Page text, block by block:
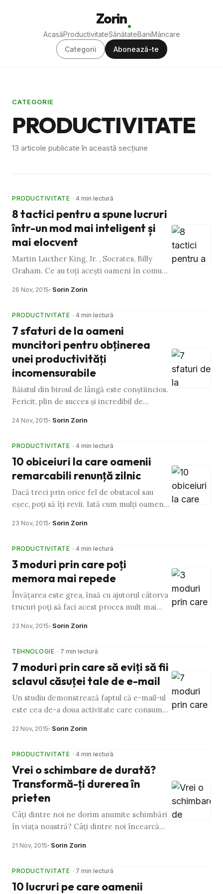
Zorin
AcasăProductivitateSănătateBaniMâncare
Categorii
Abonează-te
CATEGORIE
PRODUCTIVITATE
13 articole publicate în această secțiune
PRODUCTIVITATE · 4 min lectură
8 tactici pentru a spune lucruri
într-un mod mai inteligent și
mai elocvent
Martin Lucther King, Jr. , Socrates, Billy
Graham. Ce au toți acești oameni în comun?
fost influențat, …
26 Nov, 2015· Sorin Zorin
PRODUCTIVITATE · 4 min lectură
7 sfaturi de la oameni
muncitori pentru obţinerea
unei productivităţi
incomensurabile
Băiatul din biroul de lângă este conştiincios.
Fericit, plin de succes şi incredibil de
orice persoană pe …
24 Nov, 2015· Sorin Zorin
PRODUCTIVITATE · 4 min lectură
10 obiceiuri la care oamenii
remarcabili renunţă zilnic
Dacă treci prin orice fel de obstacol sau
eşec, poţi să îţi revii. Iată cum mulţi oameni
în viaţa noastră, …
23 Nov, 2015· Sorin Zorin
PRODUCTIVITATE · 4 min lectură
3 moduri prin care poţi
memora mai repede
Învăţarea este grea, însă cu ajutorul câtorva
trucuri poţi să faci acest proces mult mai
Eşti deschis în …
23 Nov, 2015· Sorin Zorin
TEHNOLOGIE · 7 min lectură
7 moduri prin care să eviţi să fii
sclavul căsuţei tale de e-mail
Un studiu demonstrează faptul că e-mail-ul
este cea de-a doua activitate care consumă
de 25% din ziua …
22 Nov, 2015· Sorin Zorin
PRODUCTIVITATE · 4 min lectură
Vrei o schimbare de durată?
Transformă-ţi durerea în
prieten
Câţi dintre noi ne dorim anumite schimbări
în viaţa noastră? Câţi dintre noi încearcă
dispare ne oprim şi noi? …
21 Nov, 2015· Sorin Zorin
PRODUCTIVITATE · 7 min lectură
10 lucruri pe care oamenii